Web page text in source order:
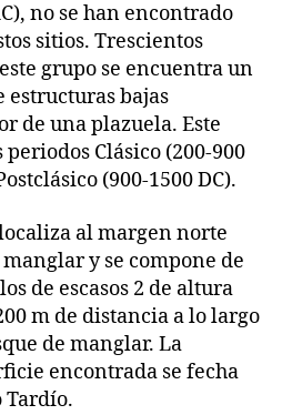
no se han encontrado
sitios. Trescientos
grupo se encuentra un
estructuras bajas
de una plazuela. Este
Clásico (200-900
(900-1500 DC).
al margen norte
y se compone de
de escasos 2 de altura
m de distancia a lo largo
de manglar. La
encontrada se fecha
Tardío.